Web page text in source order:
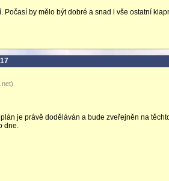
by mělo být dobré a snad i vše ostatní
je právě doděláván a bude zveřejněn na
dne.